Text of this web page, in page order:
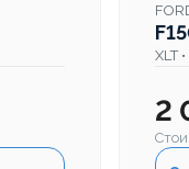
XLT
2